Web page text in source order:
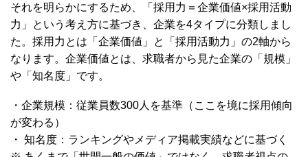
それを明らかにするため、「採用力＝企業価値×採用活動
力」という考え方に基づき、企業を4タイプに分類しまし
た。採用力とは「企業価値」と「採用活動力」の2軸から
なります。企業価値とは、求職者から見た企業の「規模」
や「知名度」です。
・企業規模：従業員数300人を基準（ここを境に採用傾向
が変わる）
・ 知名度：ランキングやメディア掲載実績などに基づく